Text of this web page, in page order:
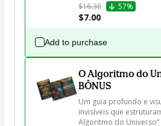
$16.36
57%
$7.00
Add to purchase
O Algoritmo do
BÔNUS
Um guia profundo e
invisíveis que
Algoritmo do